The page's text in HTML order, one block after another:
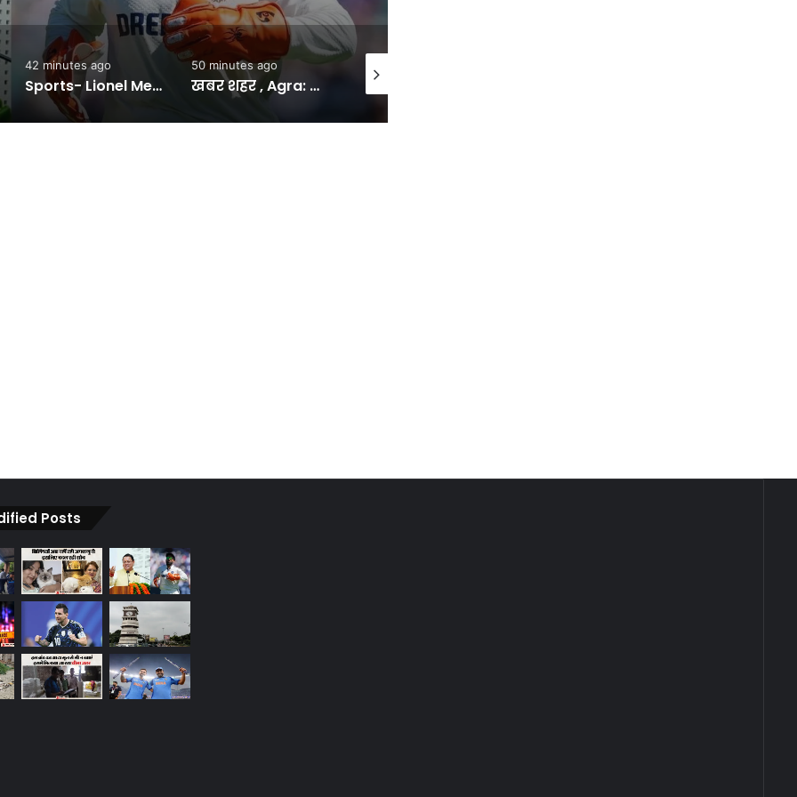
42 minutes ago
Sports- Lionel Messi: फीफा विश्वकप के दौरान मेसी को बम से उड़ाने की मिली थी धमकी? पुलिस डोजियर में चौंकाने वाला खुलासा -#INA
50 minutes ago
खबर शहर , Agra: लेडी लायल अस्पताल में खुले में सड़ रहा कचरा, डस्टबिन तक नहीं! गर्भवतियों और नवजातों पर संक्रमण का खतरा – INA
Posts